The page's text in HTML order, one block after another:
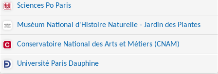
Sciences Po Paris
Muséum National d'Histoire Naturelle - Jardin des Plantes
Conservatoire National des Arts et Métiers (CNAM)
Université Paris Dauphine